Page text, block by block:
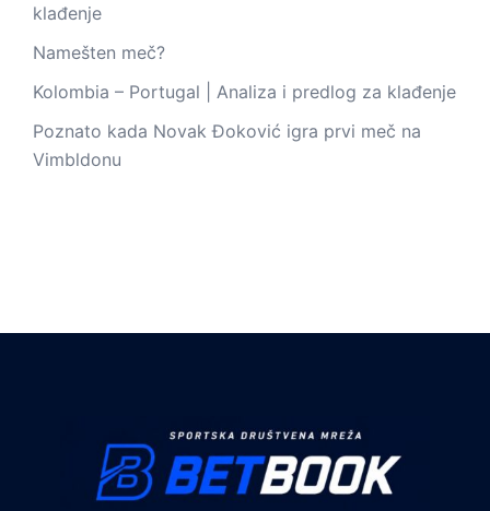
klađenje
Namešten meč?
Kolombia – Portugal | Analiza i predlog za klađenje
Poznato kada Novak Đoković igra prvi meč na
Vimbldonu